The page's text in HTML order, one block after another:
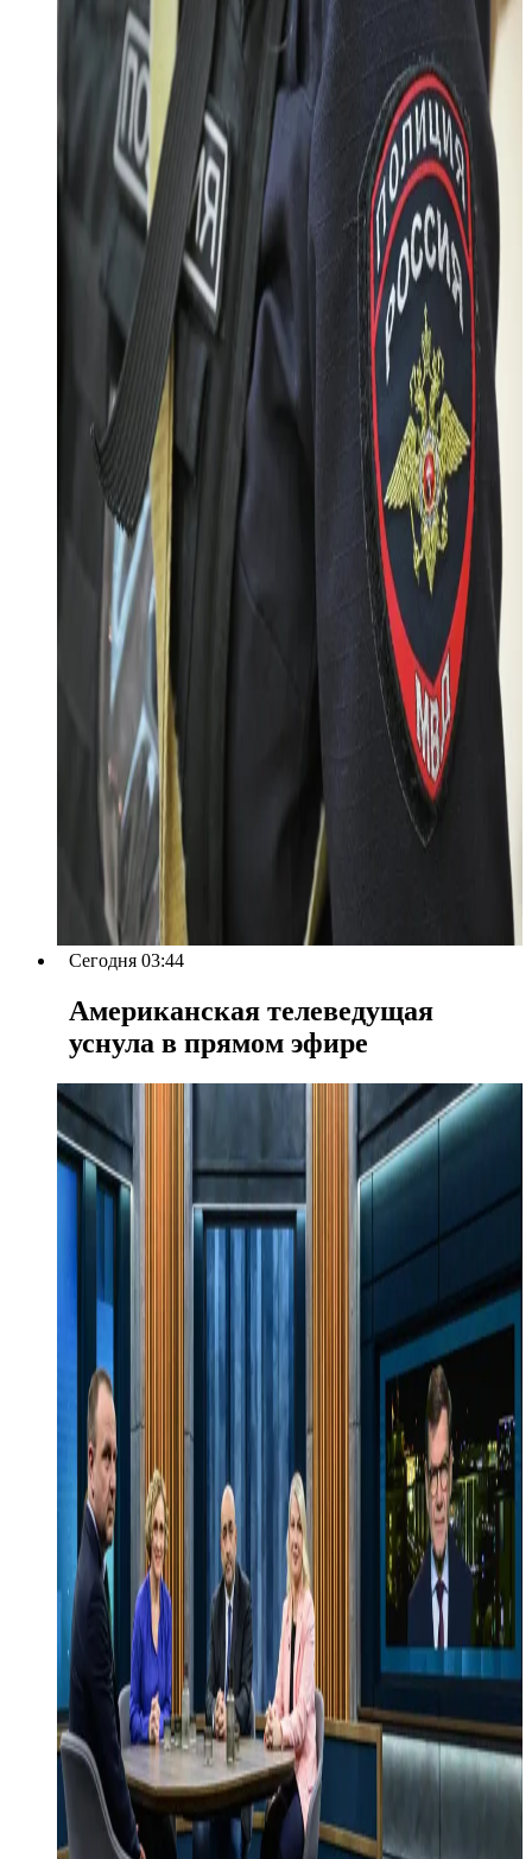
Сегодня 03:44
Американская телеведущая
уснула в прямом эфире